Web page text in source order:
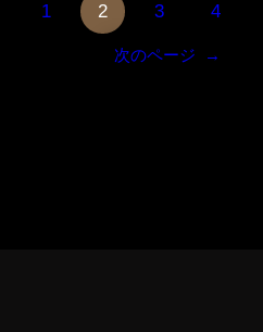
1 2 3 4
次のページ →